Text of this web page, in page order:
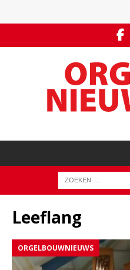
Leeflang
ORGELBOUWNIEUWS